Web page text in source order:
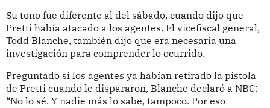
Su tono fue diferente al del sábado, cuando dijo que
Pretti había atacado a los agentes. El vicefiscal general,
Todd Blanche, también dijo que era necesaria una
investigación para comprender lo ocurrido.
Preguntado si los agentes ya habían retirado la pistola
de Pretti cuando le dispararon, Blanche declaró a NBC:
“No lo sé. Y nadie más lo sabe, tampoco. Por eso